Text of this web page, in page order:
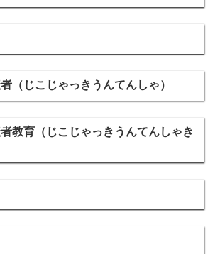
（じこじゃっきうんてんしゃ）
教育（じこじゃっきうんてんしゃき